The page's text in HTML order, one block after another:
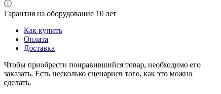
Гарантия на оборудование 10 лет
Как купить
Оплата
Доставка
Чтобы приобрести понравившийся товар, необходимо его
заказать. Есть несколько сценариев того, как это можно
сделать.